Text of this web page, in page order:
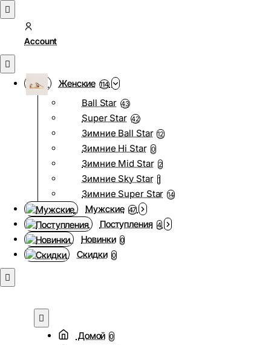
Account
Женские 114
Ball Star 43
Super Star 42
Зимние Ball Star 12
Зимние Hi Star 0
Зимние Mid Star 2
Зимние Sky Star 1
Зимние Super Star 14
Мужские 47
Поступления 4
Новинки 0
Скидки 0
Домой 0